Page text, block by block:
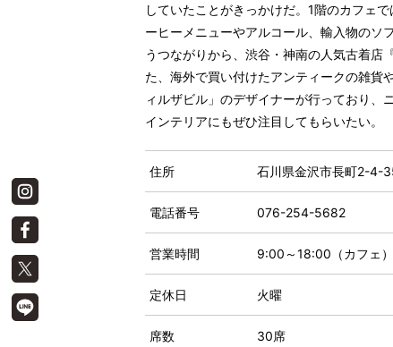
していたことがきっかけだ。1階のカフェ
ーヒーメニューやアルコール、輸入物のソ
うつながりから、渋谷・神南の人気古着店
た、海外で買い付けたアンティークの雑貨
ィルザビル」のデザイナーが行っており、
インテリアにもぜひ注目してもらいたい。
住所 石川県金沢市長町2-4-
電話番号 076-254-5682
営業時間 9:00～18:00（カフェ
定休日 火曜
席数 30席